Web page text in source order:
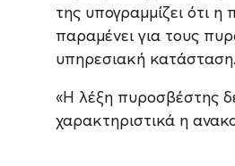
της υπογραμμίζει ότι
παραμένει για τους
υπηρεσιακή κατάσταση.
«Η λέξη πυροσβέστης
χαρακτηριστικά η